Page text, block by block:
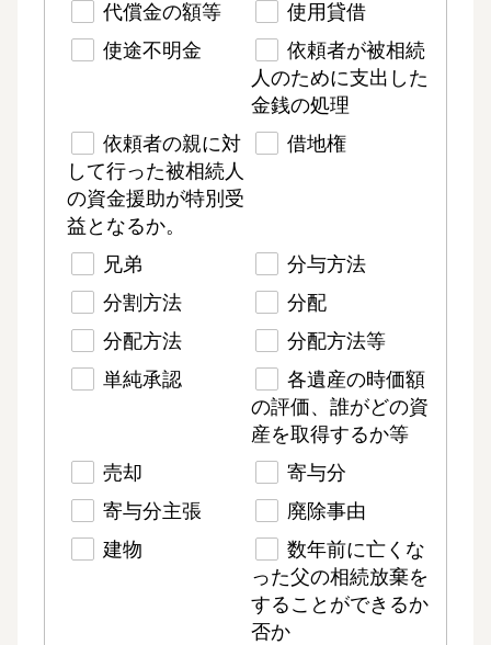
代償金の額等
使用貸借
使途不明金
依頼者が被相続
人のために支出した
金銭の処理
依頼者の親に対
して行った被相続人
の資金援助が特別受
益となるか。
借地権
兄弟
分与方法
分割方法
分配
分配方法
分配方法等
単純承認
各遺産の時価額
の評価、誰がどの資
産を取得するか等
売却
寄与分
寄与分主張
廃除事由
建物
数年前に亡くな
った父の相続放棄を
することができるか
否か